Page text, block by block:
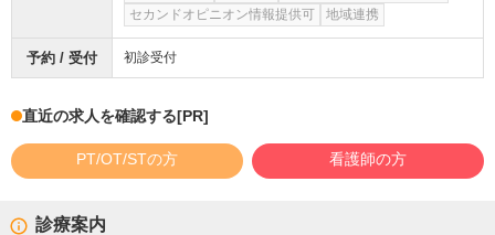
セカンドオピニオン情報提供可
地域連携
予約 / 受付 初診受付
直近の求人を確認する[PR]
PT/OT/STの方 看護師の方
診療案内